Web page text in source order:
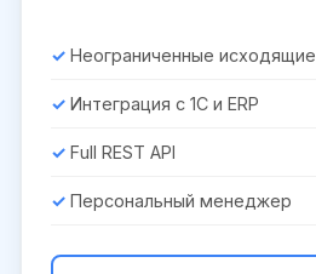
Неограниченные исходящие
Интеграция с 1С и ERP
Full REST API
Персональный менеджер